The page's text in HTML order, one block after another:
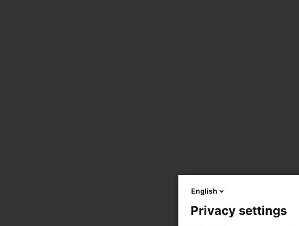
English
Privacy settings